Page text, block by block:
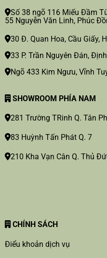
Số 38 ngõ 116 Miếu Đầm
55 Nguyễn Văn Linh, Phúc
30 Đ. Quan Hoa, Cầu Giấy,
33 P. Trần Nguyên Đán,
Ngõ 433 Kim Ngưu, Vĩnh
SHOWROOM PHÍA NAM
281 Trường TRinh Q. Tân
83 Huỳnh Tấn Phát Q. 7
210 Kha Vạn Cân Q. Thủ
CHÍNH SÁCH
Điểu khoản dịch vụ